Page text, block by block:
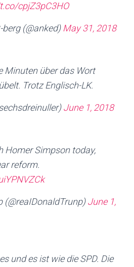
cpjZ3pC3HO
(@anked) May 31, 2018
Minuten über das Wort
Trotz Englisch-LK.
June 1, 2018
Homer Simpson today,
reform.
(@reaIDonaldTrunp)June 1,
und es ist wie die SPD. Die